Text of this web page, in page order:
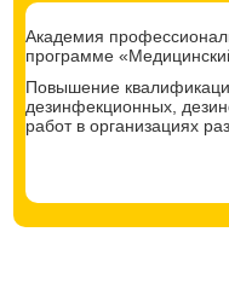
Академия
программе
Повышение
дезинфекционных,
работ в организациях